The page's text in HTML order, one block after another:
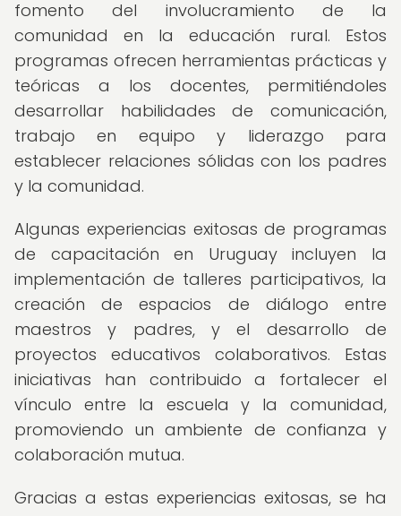
fomento del involucramiento de la
comunidad en la educación rural. Estos
programas ofrecen herramientas prácticas y
teóricas a los docentes, permitiéndoles
desarrollar habilidades de comunicación,
trabajo en equipo y liderazgo para
establecer relaciones sólidas con los padres
y la comunidad.
Algunas experiencias exitosas de programas
de capacitación en Uruguay incluyen la
implementación de talleres participativos, la
creación de espacios de diálogo entre
maestros y padres, y el desarrollo de
proyectos educativos colaborativos. Estas
iniciativas han contribuido a fortalecer el
vínculo entre la escuela y la comunidad,
promoviendo un ambiente de confianza y
colaboración mutua.
Gracias a estas experiencias exitosas, se ha